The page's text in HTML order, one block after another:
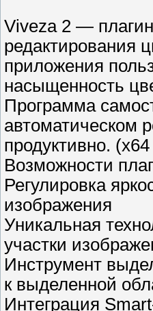
Viveza 2 —
редактирования
приложения
насыщенность
Программа
автоматическом
продуктивно.
Возможности
Регулировка
изображения
Уникальная
участки
Инструмент
к выделенной
Интеграция